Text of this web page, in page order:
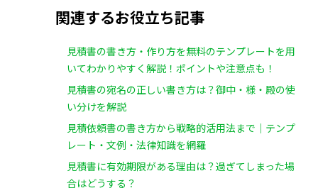
関連するお役立ち記事
見積書の書き方・作り方を無料のテンプレートを用
いてわかりやすく解説！ポイントや注意点も！
見積書の宛名の正しい書き方は？御中・様・殿の使
い分けを解説
見積依頼書の書き方から戦略的活用法まで｜テンプ
レート・文例・法律知識を網羅
見積書に有効期限がある理由は？過ぎてしまった場
合はどうする？